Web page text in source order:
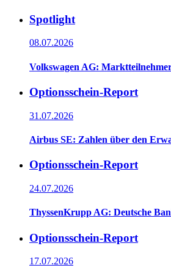
Spotlight
08.07.2026
Volkswagen AG:
Optionsschein-Report
31.07.2026
Airbus SE: Zahlen über den
Optionsschein-Report
24.07.2026
ThyssenKrupp AG: Deutsche
Optionsschein-Report
17.07.2026